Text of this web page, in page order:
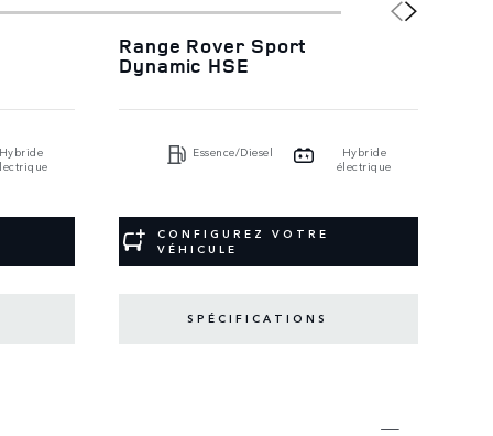
Hybride
Range Rover Sport
Dynamic HSE
Essence/Diesel
Hybride
électrique
CONFIGUREZ VOTRE
VÉHICULE
SPÉCIFICATIONS